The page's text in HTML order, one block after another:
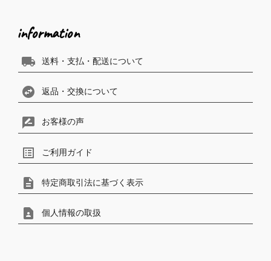
information
local_shipping 送料・支払・配送について
swap_horizontal_circle 返品・交換について
rate_review お客様の声
list_alt ご利用ガイド
description 特定商取引法に基づく表示
contact_page 個人情報の取扱